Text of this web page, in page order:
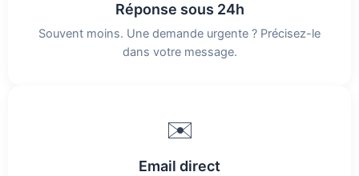
Réponse sous 24h
Souvent moins. Une demande urgente ? Précisez-le
dans votre message.
✉️
Email direct